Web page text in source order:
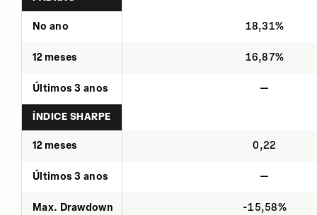
No ano 18,31%
12 meses 16,87%
Últimos 3 anos —
ÍNDICE SHARPE
12 meses 0,22
Últimos 3 anos —
Max. Drawdown -15,58%